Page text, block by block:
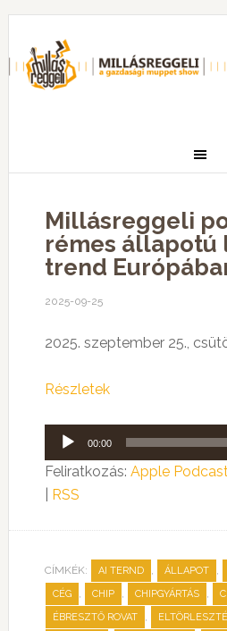
Millásreggeli
rémes állapotú
trend
2025-09-25
2025. szeptember 25.,
Részletek
Audió
lejátszó
00:00
Feliratkozás: Apple
RSS
CÍMKÉK: AI TERND , ÁLLAPOT ,
CÉG , CHIP , CHIPGYÁRTÁS ,
ÉBRESZTŐ ROVAT ,